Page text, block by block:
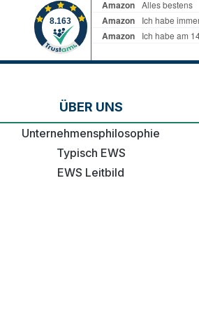
ÜBER UNS
Unternehmensphilosophie
Typisch EWS
EWS Leitbild